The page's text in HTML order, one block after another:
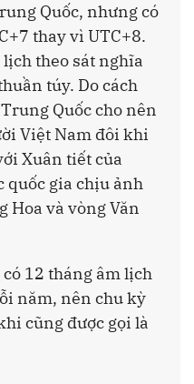
Quốc, nhưng có
thay vì UTC+8.
theo sát nghĩa
túy. Do cách
Quốc cho nên
Việt Nam đôi khi
Xuân tiết của
quốc gia chịu ảnh
Hoa và vòng Văn
12 tháng âm lịch
năm, nên chu kỳ
cũng được gọi là